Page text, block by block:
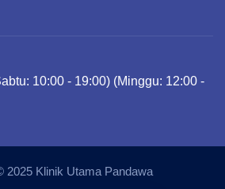
10:00 - 19:00) (Minggu: 12:00 -
2025 Klinik Utama Pandawa